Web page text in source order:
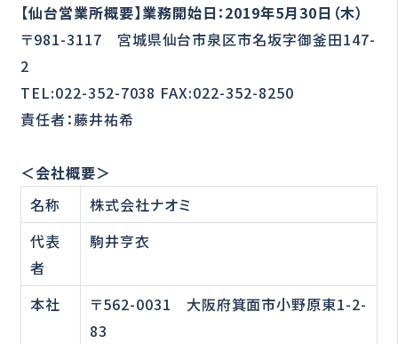
【仙台営業所概要】業務開始日：2019年5月30日（木）
〒981-3117 宮城県仙台市泉区市名坂字御釜田147-
2
TEL:022-352-7038 FAX:022-352-8250
責任者：藤井祐希
＜会社概要＞
名称
株式会社ナオミ
代表
者
駒井亨衣
本社
〒562-0031 大阪府箕面市小野原東1-2-
83